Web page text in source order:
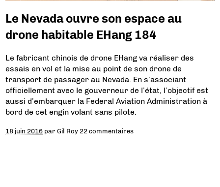
Le Nevada ouvre son espace au
drone habitable EHang 184
Le fabricant chinois de drone EHang va réaliser des
essais en vol et la mise au point de son drone de
transport de passager au Nevada. En s’associant
officiellement avec le gouverneur de l’état, l’objectif est
aussi d’embarquer la Federal Aviation Administration à
bord de cet engin volant sans pilote.
18 juin 2016 parGil Roy 22 commentaires